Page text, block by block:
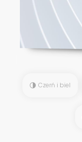
Czerń i biel